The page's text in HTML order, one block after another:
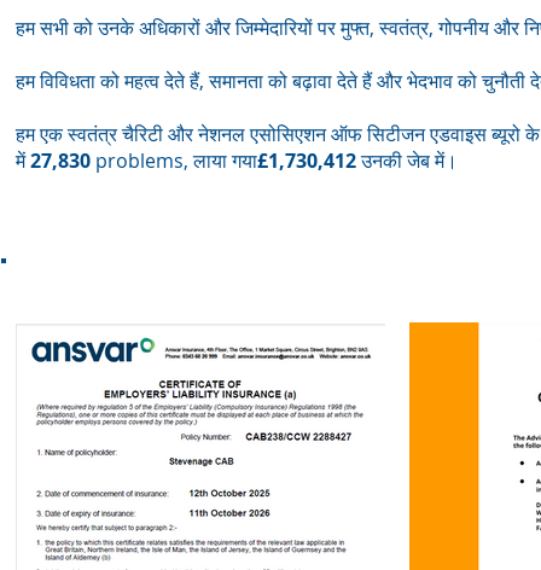
हम सभी को उनके अधिकारों और जिम्मेदारियों पर मुफ्त, स्वतंत्र, गोपनीय और
हम विविधता को महत्व देते हैं, समानता को बढ़ावा देते हैं और भेदभाव को चुनौती
हम एक स्वतंत्र चैरिटी और नेशनल एसोसिएशन ऑफ सिटीजन एडवाइस
में27,830 problems, लाया गया£1,730,412उनकी जेब में।